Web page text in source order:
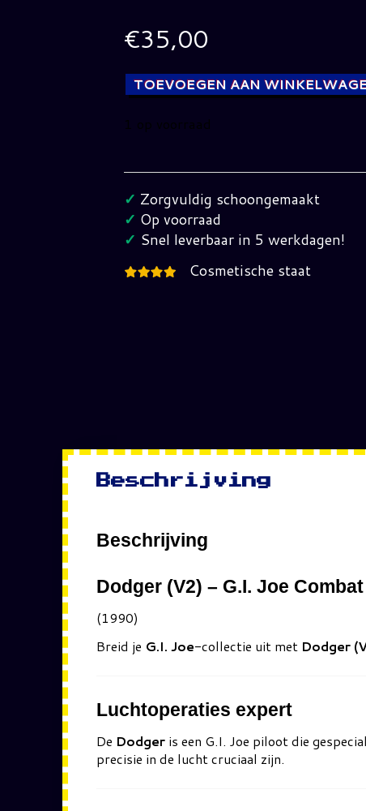
€35,00
TOEVOEGEN AAN
1 op voorraad
(V2)
G.I.
Joe
hoeveelheid
✓ Zorgvuldig schoongemaakt
✓ Op voorraad
✓ Snel leverbaar in 5 werkdagen!
Cosmetische staat
Beschrijving
Beschrijving
Dodger (V2) – G.I. Joe
(1990)
Breid je G.I. Joe-collectie uit met Dodger
Luchtoperaties expert
De Dodger is een G.I. Joe piloot die
precisie in de lucht cruciaal zijn.